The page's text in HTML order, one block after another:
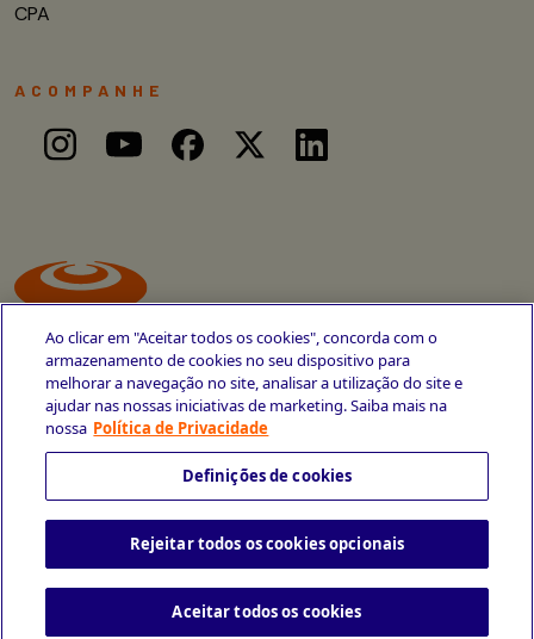
Avenida Cais do Apolo, 77
+55 81 3419-6700
Política de Privacidade Portal da Privacidade
CPA
ACOMPANHE
Ao clicar em "Aceitar todos os cookies", concorda com o
armazenamento de cookies no seu dispositivo para
melhorar a navegação no site, analisar a utilização do site e
ajudar nas nossas iniciativas de marketing. Saiba mais na
nossa Política de Privacidade
Definições de cookies
Rejeitar todos os cookies opcionais
Aceitar todos os cookies